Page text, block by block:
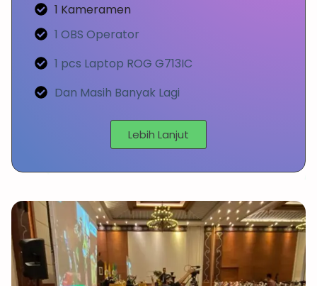
1 Kameramen
1 OBS Operator
1 pcs Laptop ROG G713IC
Dan Masih Banyak Lagi
Lebih Lanjut